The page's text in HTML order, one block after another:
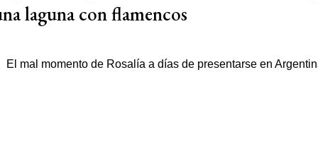
laguna con flamencos